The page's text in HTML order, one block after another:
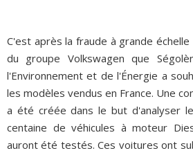
C'est après la fraude à grande
du groupe Volkswagen que
l'Environnement et de l'Énergie a
les modèles vendus en France. Une
a été créée dans le but d'analyser
centaine de véhicules à moteur
auront été testés. Ces voitures ont